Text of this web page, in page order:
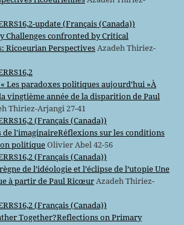
update (Français (Canada))
Challenges confronted by Critical
Ricoeurian PerspectivesAzadeh Thiriez-
Les paradoxes politiques aujourd’hui »À
vingtième année de la disparition de Paul
Thiriez-Arjangi 27-41
(Français (Canada))
l'imaginaireRéflexions sur les conditions
politiqueOlivier Abel 42-56
(Français (Canada))
de l’idéologie et l’éclipse de l’utopie Une
à partir de Paul RicœurAzadeh Thiriez-
(Français (Canada))
Together?Reflections on Primary